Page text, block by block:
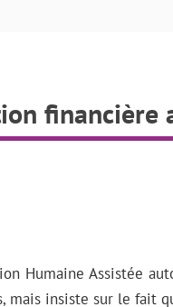
financière
Humaine Assistée
mais insiste sur le